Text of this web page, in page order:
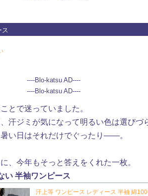
ス
----Blo-katsu AD----
----Blo-katsu AD----
とで迷っていました。
汗ジミが気になって明るい色は選びづ
い日はそれだけでぐったり——。
、今年もそっと答えをくれた一枚。
い 半袖ワンピース
汗上等 ワンピース レディース 半袖 綿